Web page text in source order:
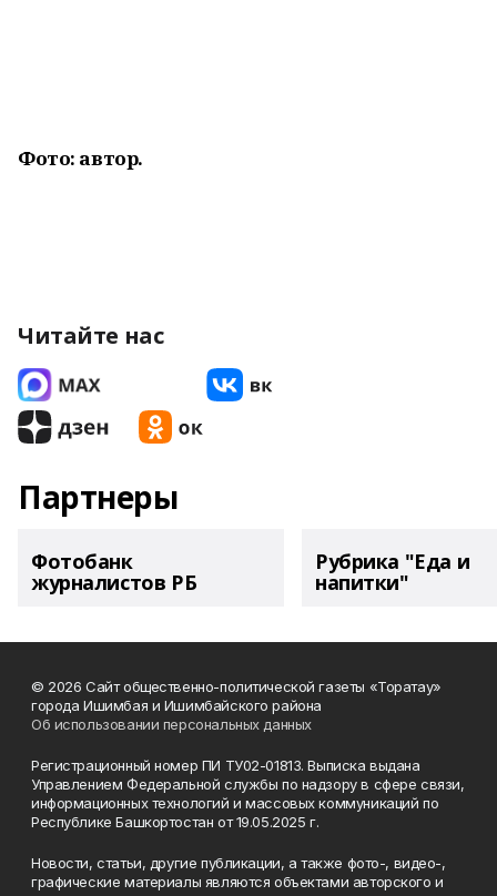
Фото: автор.
Читайте нас
Партнеры
Фотобанк
журналистов РБ
Рубрика "Еда и
напитки"
© 2026 Сайт общественно-политической газеты «Торатау»
города Ишимбая и Ишимбайского района
Об использовании персональных данных
Регистрационный номер ПИ ТУ02-01813. Выписка выдана
Управлением Федеральной службы по надзору в сфере связи,
информационных технологий и массовых коммуникаций по
Республике Башкортостан от 19.05.2025 г.
Новости, статьи, другие публикации, а также фото-, видео-,
графические материалы являются объектами авторского и